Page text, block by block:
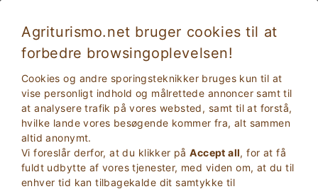
Agriturismo.net bruger cookies til at
forbedre browsingoplevelsen!
Cookies og andre sporingsteknikker bruges kun til at
vise personligt indhold og målrettede annoncer samt til
at analysere trafik på vores websted, samt til at forstå,
hvilke lande vores besøgende kommer fra, alt sammen
altid anonymt.
Vi foreslår derfor, at du klikker påAccept all, for at få
fuldt udbytte af vores tjenester, med viden om, at du til
enhver tid kan tilbagekalde dit samtykke til
Familieferie på en gård i Lazio med
swimmingpool for børn